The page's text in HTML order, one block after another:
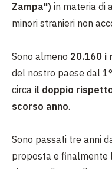
Zampa") in materia di
minori stranieri non
Sono almeno 20.160 i
del nostro paese dal
circa il doppio
scorso anno.
Sono passati tre anni
proposta e finalmente